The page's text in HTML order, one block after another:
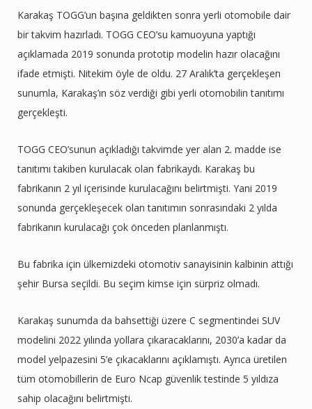
Karakaş TOGG’un başına geldikten sonra yerli otomobile dair
bir takvim hazırladı. TOGG CEO’su kamuoyuna yaptığı
açıklamada 2019 sonunda prototip modelin hazır olacağını
ifade etmişti. Nitekim öyle de oldu. 27 Aralık’ta gerçekleşen
sunumla, Karakaş’ın söz verdiği gibi yerli otomobilin tanıtımı
gerçekleşti.
TOGG CEO’sunun açıkladığı takvimde yer alan 2. madde ise
tanıtımı takiben kurulacak olan fabrikaydı. Karakaş bu
fabrikanın 2 yıl içerisinde kurulacağını belirtmişti. Yani 2019
sonunda gerçekleşecek olan tanıtımın sonrasındaki 2 yılda
fabrikanın kurulacağı çok önceden planlanmıştı.
Bu fabrika için ülkemizdeki otomotiv sanayisinin kalbinin attığı
şehir Bursa seçildi. Bu seçim kimse için sürpriz olmadı.
Karakaş sunumda da bahsettiği üzere C segmentindei SUV
modelini 2022 yılında yollara çıkaracaklarını, 2030’a kadar da
model yelpazesini 5’e çıkacaklarını açıklamıştı. Ayrıca üretilen
tüm otomobillerin de Euro Ncap güvenlik testinde 5 yıldıza
sahip olacağını belirtmişti.